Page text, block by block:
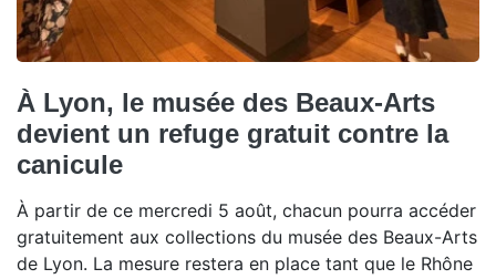
À Lyon, le musée des Beaux-Arts
devient un refuge gratuit contre la
canicule
À partir de ce mercredi 5 août, chacun pourra accéder
gratuitement aux collections du musée des Beaux-Arts
de Lyon. La mesure restera en place tant que le Rhône